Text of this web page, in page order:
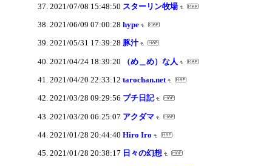
2021/07/08 15:48:50 スターリン牧場
2021/06/09 07:00:28 hype
2021/05/31 17:39:28 豚汁
2021/04/24 18:39:20
（め＿め）な人
2021/04/20 22:33:12 tarochan.net
2021/03/28 09:29:56 プチ日記
2021/03/20 06:25:07 アクダマ
2021/01/28 20:44:40 Hiro Iro
2021/01/28 20:38:17 日々の幻想